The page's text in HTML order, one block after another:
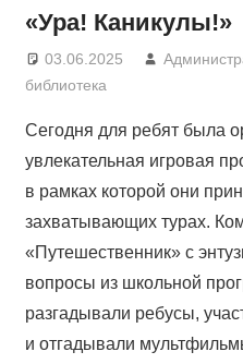
«Ура! Каникулы!»
03.06.2025
библиотека
Сегодня для ребят была
увлекательная игровая
в рамках которой они
захватывающих турах.
«Путешественник» с
вопросы из школьной
разгадывали ребусы,
и отгадывали